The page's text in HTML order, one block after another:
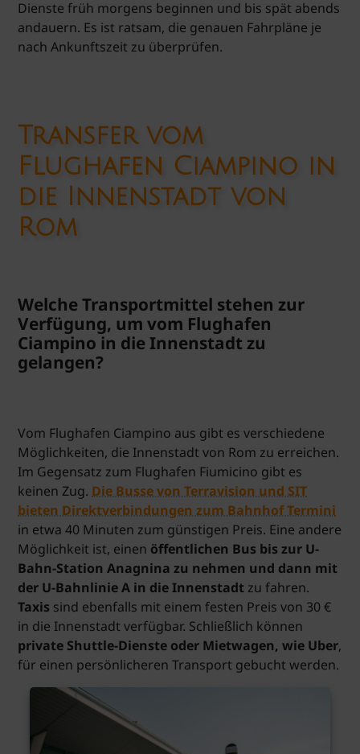
Dienste früh morgens beginnen und bis spät abends
andauern. Es ist ratsam, die genauen Fahrpläne je
nach Ankunftszeit zu überprüfen.
Transfer vom
Flughafen Ciampino in
die Innenstadt von
Rom
Welche Transportmittel stehen zur
Verfügung, um vom Flughafen
Ciampino in die Innenstadt zu
gelangen?
Vom Flughafen Ciampino aus gibt es verschiedene
Möglichkeiten, die Innenstadt von Rom zu erreichen.
Im Gegensatz zum Flughafen Fiumicino gibt es
keinen Zug. Die Busse von Terravision und SIT
bieten Direktverbindungen zum Bahnhof Termini
in etwa 40 Minuten zum günstigen Preis. Eine andere
Möglichkeit ist, einen öffentlichen Bus bis zur U-
Bahn-Station Anagnina zu nehmen und dann mit
der U-Bahnlinie A in die Innenstadt zu fahren.
Taxis sind ebenfalls mit einem festen Preis von 30 €
in die Innenstadt verfügbar. Schließlich können
private Shuttle-Dienste oder Mietwagen, wie Uber,
für einen persönlicheren Transport gebucht werden.